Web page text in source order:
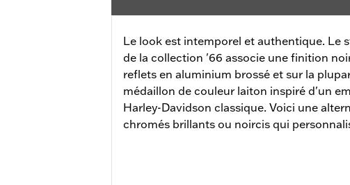
Le look est intemporel et authentique. Le
de la collection '66 associe une finition
reflets en aluminium brossé et sur la
médaillon de couleur laiton inspiré d'un
Harley-Davidson classique. Voici une
chromés brillants ou noircis qui